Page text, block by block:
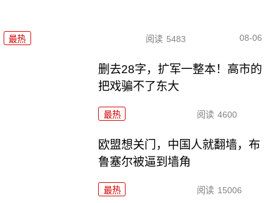
最热 阅读 5483 08-06
删去28字，扩军一整本！高市的
把戏骗不了东大
最热 阅读 4600
欧盟想关门，中国人就翻墙，布
鲁塞尔被逼到墙角
最热 阅读 15006